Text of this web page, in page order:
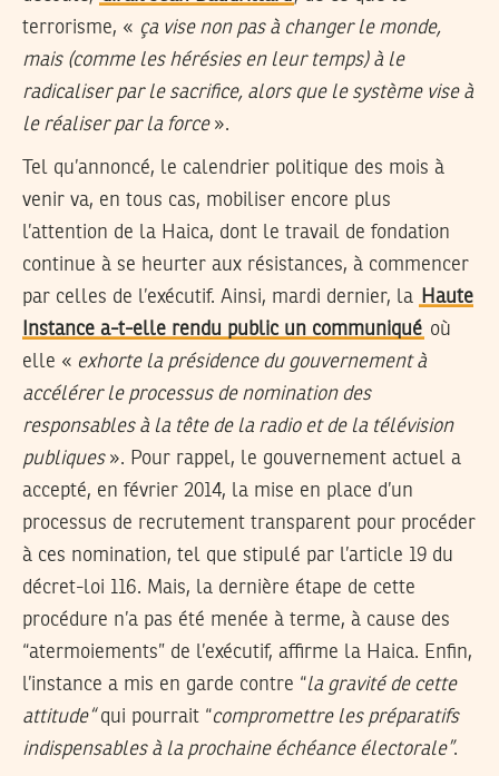
terrorisme, « ça vise non pas à changer le monde,
mais (comme les hérésies en leur temps) à le
radicaliser par le sacrifice, alors que le système vise à
le réaliser par la force ».
Tel qu’annoncé, le calendrier politique des mois à
venir va, en tous cas, mobiliser encore plus
l’attention de la Haica, dont le travail de fondation
continue à se heurter aux résistances, à commencer
par celles de l’exécutif. Ainsi, mardi dernier, la Haute
Instance a-t-elle rendu public un communiqué où
elle « exhorte la présidence du gouvernement à
accélérer le processus de nomination des
responsables à la tête de la radio et de la télévision
publiques». Pour rappel, le gouvernement actuel a
accepté, en février 2014, la mise en place d’un
processus de recrutement transparent pour procéder
à ces nomination, tel que stipulé par l’article 19 du
décret-loi 116. Mais, la dernière étape de cette
procédure n’a pas été menée à terme, à cause des
“atermoiements” de l’exécutif, affirme la Haica. Enfin,
l’instance a mis en garde contre “la gravité de cette
attitude“qui pourrait “compromettre les préparatifs
indispensables à la prochaine échéance électorale”.